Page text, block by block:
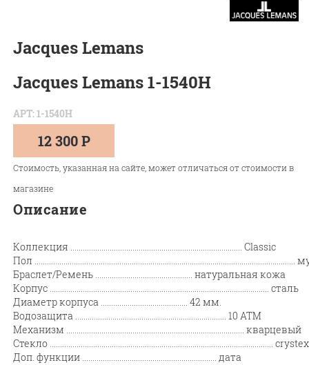
Jacques Lemans
Jacques Lemans 1-1540H
АРТ: 1-1540H
12 300 Р
Стоимость, указанная на сайте, может отличаться от стоимости в
магазине
Описание
Коллекция ................................................................................... Classic
Пол ..............................................................................................................................
Браслет/Ремень ............................................... натуральная кожа
Корпус .......................................................................................................... сталь
Диаметр корпуса .......................................... 42 мм.
Водозащита ......................................................................... 10 ATM
Механизм ...................................................................................... кварцевый
Стекло ............................................................................................................ crystex
Доп. функции ................................................................. дата